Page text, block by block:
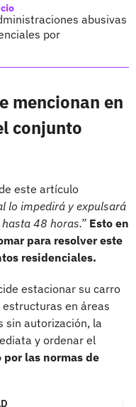
abusivas
por
mencionan en
conjunto
este artículo
lo impedirá y expulsará
48 horas.” Esto en
para resolver este
residenciales.
estacionar su carro
en áreas
sin autorización, la
y ordenar el
las normas de